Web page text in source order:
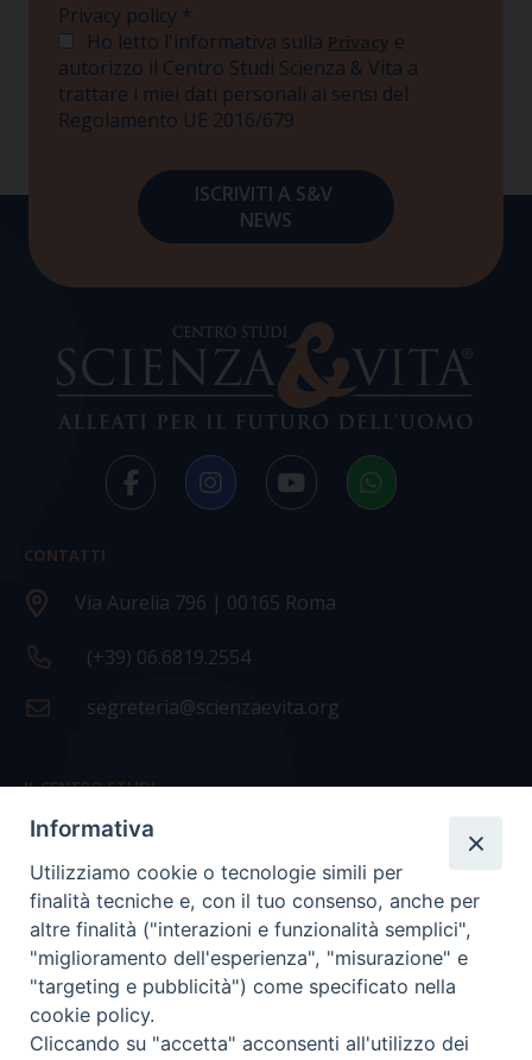
Privacy policy *
Ho letto l'informativa sulla Privacy e
autorizzo il Centro Studi Scienza & Vita a
trattare i miei dati personali ai sensi del
Regolamento UE 2016/679
CONTATTI
Via Aurelia 796 | 00165 Roma
(+39) 06.6819.2554
segreteria@scienzaevita.org
IL CENTRO STUDI
La nostra storia
Statuto
Presidenza e ufficio presidenza
Consiglio scientifico
Coordinamento nazionale
Informativa
Utilizziamo cookie o tecnologie simili per
finalità tecniche e, con il tuo consenso, anche per
altre finalità ("interazioni e funzionalità semplici",
"miglioramento dell'esperienza", "misurazione" e
"targeting e pubblicità") come specificato nella
cookie policy.
Cliccando su "accetta" acconsenti all'utilizzo dei